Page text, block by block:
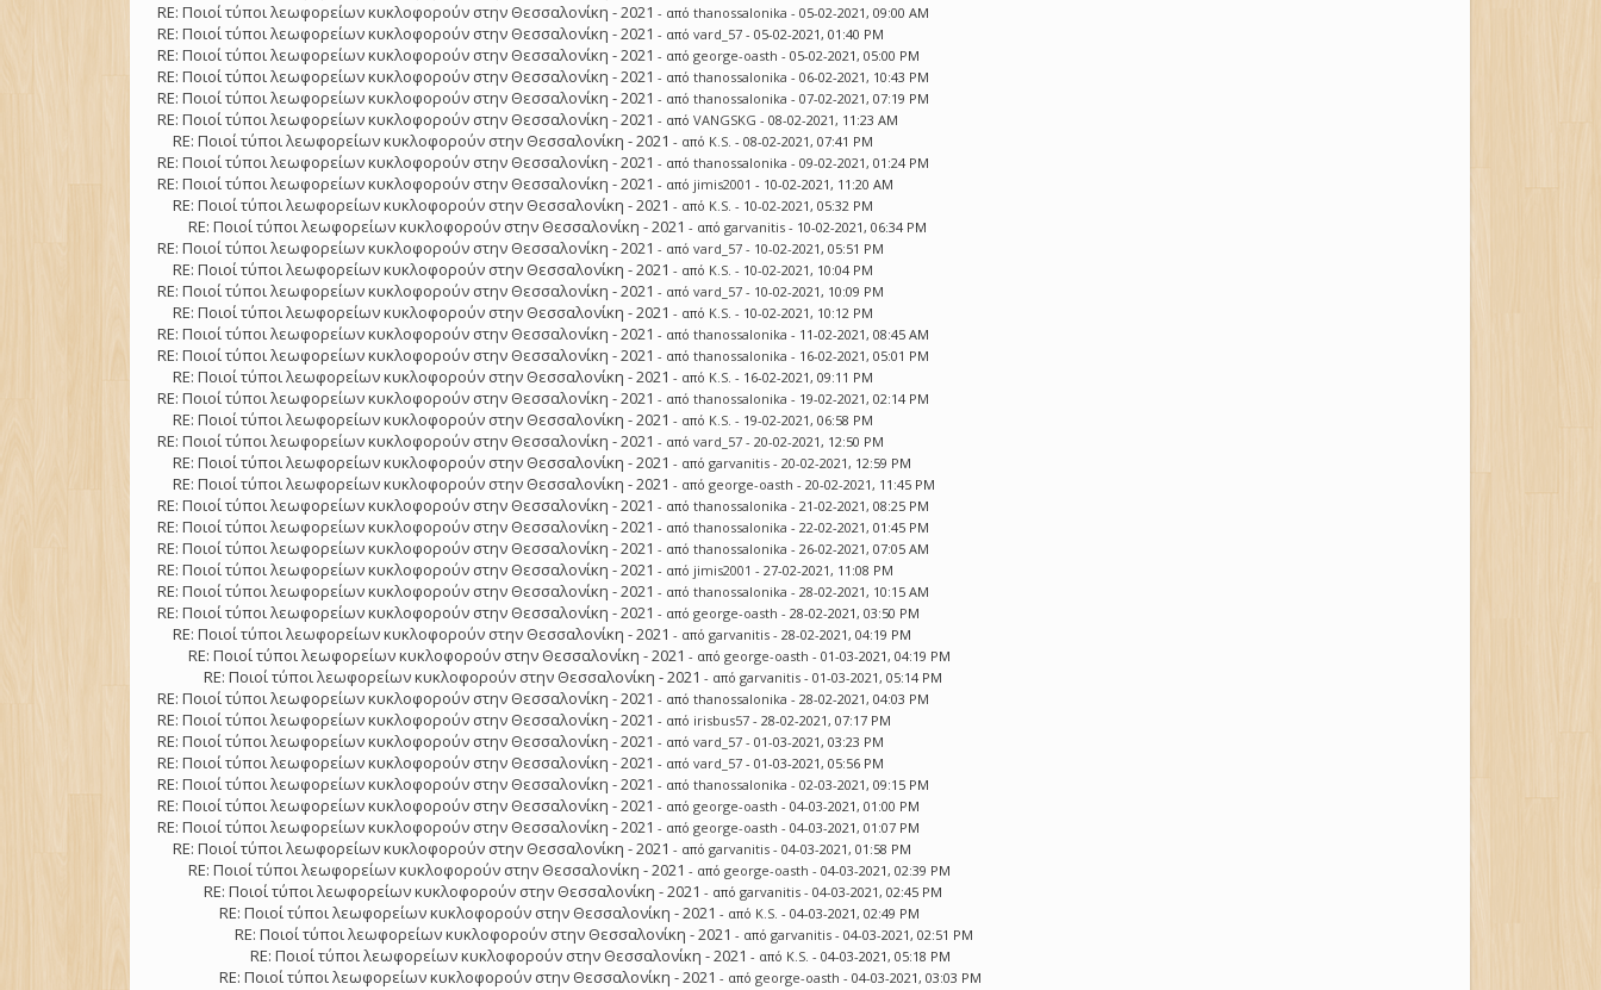
RE: Ποιοί τύποι λεωφορείων κυκλοφορούν στην Θεσσαλονίκη - 2021 - απόthanossalonika - 05-02-2021, 09:00 AM
RE: Ποιοί τύποι λεωφορείων κυκλοφορούν στην Θεσσαλονίκη - 2021 - απόvard_57 - 05-02-2021, 01:40 PM
RE: Ποιοί τύποι λεωφορείων κυκλοφορούν στην Θεσσαλονίκη - 2021 - απόgeorge-oasth - 05-02-2021, 05:00 PM
RE: Ποιοί τύποι λεωφορείων κυκλοφορούν στην Θεσσαλονίκη - 2021 - απόthanossalonika - 06-02-2021, 10:43 PM
RE: Ποιοί τύποι λεωφορείων κυκλοφορούν στην Θεσσαλονίκη - 2021 - απόthanossalonika - 07-02-2021, 07:19 PM
RE: Ποιοί τύποι λεωφορείων κυκλοφορούν στην Θεσσαλονίκη - 2021 - απόVANGSKG - 08-02-2021, 11:23 AM
RE: Ποιοί τύποι λεωφορείων κυκλοφορούν στην Θεσσαλονίκη - 2021 - από K.S. - 08-02-2021, 07:41 PM
RE: Ποιοί τύποι λεωφορείων κυκλοφορούν στην Θεσσαλονίκη - 2021 - απόthanossalonika - 09-02-2021, 01:24 PM
RE: Ποιοί τύποι λεωφορείων κυκλοφορούν στην Θεσσαλονίκη - 2021 - από jimis2001 - 10-02-2021, 11:20 AM
RE: Ποιοί τύποι λεωφορείων κυκλοφορούν στην Θεσσαλονίκη - 2021 - από K.S. - 10-02-2021, 05:32 PM
RE: Ποιοί τύποι λεωφορείων κυκλοφορούν στην Θεσσαλονίκη - 2021 - απόgarvanitis - 10-02-2021, 06:34 PM
RE: Ποιοί τύποι λεωφορείων κυκλοφορούν στην Θεσσαλονίκη - 2021 - απόvard_57 - 10-02-2021, 05:51 PM
RE: Ποιοί τύποι λεωφορείων κυκλοφορούν στην Θεσσαλονίκη - 2021 - από K.S. - 10-02-2021, 10:04 PM
RE: Ποιοί τύποι λεωφορείων κυκλοφορούν στην Θεσσαλονίκη - 2021 - απόvard_57 - 10-02-2021, 10:09 PM
RE: Ποιοί τύποι λεωφορείων κυκλοφορούν στην Θεσσαλονίκη - 2021 - από K.S. - 10-02-2021, 10:12 PM
RE: Ποιοί τύποι λεωφορείων κυκλοφορούν στην Θεσσαλονίκη - 2021 - απόthanossalonika - 11-02-2021, 08:45 AM
RE: Ποιοί τύποι λεωφορείων κυκλοφορούν στην Θεσσαλονίκη - 2021 - απόthanossalonika - 16-02-2021, 05:01 PM
RE: Ποιοί τύποι λεωφορείων κυκλοφορούν στην Θεσσαλονίκη - 2021 - από K.S. - 16-02-2021, 09:11 PM
RE: Ποιοί τύποι λεωφορείων κυκλοφορούν στην Θεσσαλονίκη - 2021 - απόthanossalonika - 19-02-2021, 02:14 PM
RE: Ποιοί τύποι λεωφορείων κυκλοφορούν στην Θεσσαλονίκη - 2021 - από K.S. - 19-02-2021, 06:58 PM
RE: Ποιοί τύποι λεωφορείων κυκλοφορούν στην Θεσσαλονίκη - 2021 - απόvard_57 - 20-02-2021, 12:50 PM
RE: Ποιοί τύποι λεωφορείων κυκλοφορούν στην Θεσσαλονίκη - 2021 - απόgarvanitis - 20-02-2021, 12:59 PM
RE: Ποιοί τύποι λεωφορείων κυκλοφορούν στην Θεσσαλονίκη - 2021 - απόgeorge-oasth - 20-02-2021, 11:45 PM
RE: Ποιοί τύποι λεωφορείων κυκλοφορούν στην Θεσσαλονίκη - 2021 - απόthanossalonika - 21-02-2021, 08:25 PM
RE: Ποιοί τύποι λεωφορείων κυκλοφορούν στην Θεσσαλονίκη - 2021 - απόthanossalonika - 22-02-2021, 01:45 PM
RE: Ποιοί τύποι λεωφορείων κυκλοφορούν στην Θεσσαλονίκη - 2021 - απόthanossalonika - 26-02-2021, 07:05 AM
RE: Ποιοί τύποι λεωφορείων κυκλοφορούν στην Θεσσαλονίκη - 2021 - από jimis2001 - 27-02-2021, 11:08 PM
RE: Ποιοί τύποι λεωφορείων κυκλοφορούν στην Θεσσαλονίκη - 2021 - απόthanossalonika - 28-02-2021, 10:15 AM
RE: Ποιοί τύποι λεωφορείων κυκλοφορούν στην Θεσσαλονίκη - 2021 - απόgeorge-oasth - 28-02-2021, 03:50 PM
RE: Ποιοί τύποι λεωφορείων κυκλοφορούν στην Θεσσαλονίκη - 2021 - απόgarvanitis - 28-02-2021, 04:19 PM
RE: Ποιοί τύποι λεωφορείων κυκλοφορούν στην Θεσσαλονίκη - 2021 - απόgeorge-oasth - 01-03-2021, 04:19 PM
RE: Ποιοί τύποι λεωφορείων κυκλοφορούν στην Θεσσαλονίκη - 2021 - απόgarvanitis - 01-03-2021, 05:14 PM
RE: Ποιοί τύποι λεωφορείων κυκλοφορούν στην Θεσσαλονίκη - 2021 - απόthanossalonika - 28-02-2021, 04:03 PM
RE: Ποιοί τύποι λεωφορείων κυκλοφορούν στην Θεσσαλονίκη - 2021 - από irisbus57 - 28-02-2021, 07:17 PM
RE: Ποιοί τύποι λεωφορείων κυκλοφορούν στην Θεσσαλονίκη - 2021 - απόvard_57 - 01-03-2021, 03:23 PM
RE: Ποιοί τύποι λεωφορείων κυκλοφορούν στην Θεσσαλονίκη - 2021 - απόvard_57 - 01-03-2021, 05:56 PM
RE: Ποιοί τύποι λεωφορείων κυκλοφορούν στην Θεσσαλονίκη - 2021 - απόthanossalonika - 02-03-2021, 09:15 PM
RE: Ποιοί τύποι λεωφορείων κυκλοφορούν στην Θεσσαλονίκη - 2021 - απόgeorge-oasth - 04-03-2021, 01:00 PM
RE: Ποιοί τύποι λεωφορείων κυκλοφορούν στην Θεσσαλονίκη - 2021 - απόgeorge-oasth - 04-03-2021, 01:07 PM
RE: Ποιοί τύποι λεωφορείων κυκλοφορούν στην Θεσσαλονίκη - 2021 - απόgarvanitis - 04-03-2021, 01:58 PM
RE: Ποιοί τύποι λεωφορείων κυκλοφορούν στην Θεσσαλονίκη - 2021 - απόgeorge-oasth - 04-03-2021, 02:39 PM
RE: Ποιοί τύποι λεωφορείων κυκλοφορούν στην Θεσσαλονίκη - 2021 - απόgarvanitis - 04-03-2021, 02:45 PM
RE: Ποιοί τύποι λεωφορείων κυκλοφορούν στην Θεσσαλονίκη - 2021 - από K.S. - 04-03-2021, 02:49 PM
RE: Ποιοί τύποι λεωφορείων κυκλοφορούν στην Θεσσαλονίκη - 2021 - απόgarvanitis - 04-03-2021, 02:51 PM
RE: Ποιοί τύποι λεωφορείων κυκλοφορούν στην Θεσσαλονίκη - 2021 - από K.S. - 04-03-2021, 05:18 PM
RE: Ποιοί τύποι λεωφορείων κυκλοφορούν στην Θεσσαλονίκη - 2021 - απόgeorge-oasth - 04-03-2021, 03:03 PM